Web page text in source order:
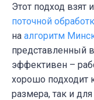
array =
print(
result =
print(
Этот подход взят
поточной
на алгоритм
представленный в
эффективен –
хорошо подходит
размера, так и